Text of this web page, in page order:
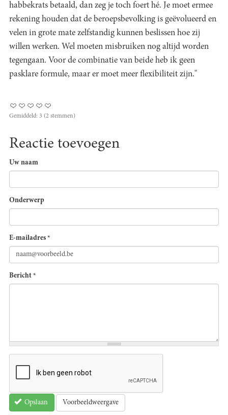
habbekrats betaald, dan zeg je toch foert hé. Je moet ermee
rekening houden dat de beroepsbevolking is geëvolueerd en
velen in grote mate zelfstandig kunnen beslissen hoe zij
willen werken. Wel moeten misbruiken nog altijd worden
tegengaan. Voor de combinatie van beide heb ik geen
pasklare formule, maar er moet meer flexibiliteit zijn."
Gemiddeld: 3 (2 stemmen)
Reactie toevoegen
Uw naam
Onderwerp
E-mailadres *
Bericht *
Opslaan Voorbeeldweergave